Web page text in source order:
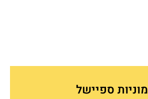
מוניות ספיישל